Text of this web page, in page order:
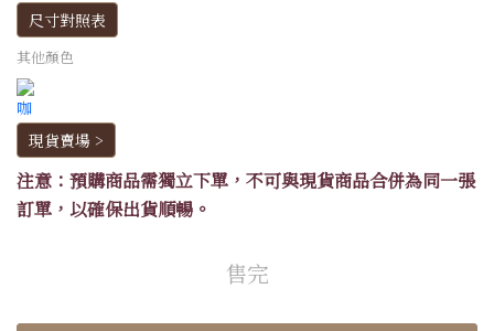
尺寸對照表
其他顏色
現貨賣場 >
注意：預購商品需獨立下單，不可與現貨商品合併為同一張
訂單，以確保出貨順暢。
售完